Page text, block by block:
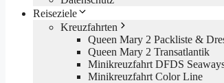
Reiseziele
Kreuzfahrten
Queen Mary 2 Packliste &
Queen Mary 2 Transatlantik
Minikreuzfahrt DFDS
Minikreuzfahrt Color Line